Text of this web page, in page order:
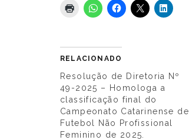
RELACIONADO
Resolução de Diretoria Nº
49-2025 – Homologa a
classificação final do
Campeonato Catarinense de
Futebol Não Profissional
Feminino de 2025.